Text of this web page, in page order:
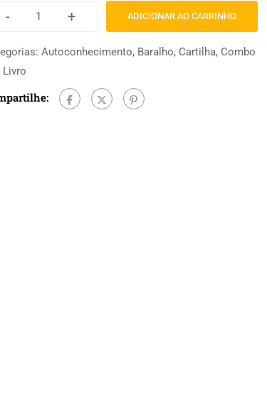
- + ADICIONAR AO CARRINHO
Autoconhecimento, Baralho, Cartilha, Combo
Livro